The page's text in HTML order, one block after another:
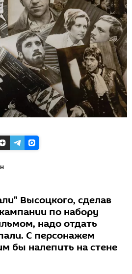
Высоцкого, сделав
по набору
надо отдать
С персонажем
бы налепить на стене